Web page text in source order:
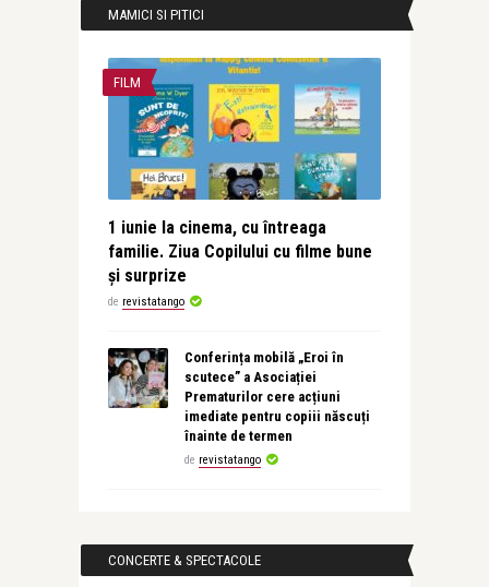
MAMICI SI PITICI
FILM
1 iunie la cinema, cu întreaga
familie. Ziua Copilului cu filme bune
și surprize
de revistatango
Conferința mobilă „Eroi în
scutece” a Asociației
Prematurilor cere acțiuni
imediate pentru copiii născuți
înainte de termen
de revistatango
CONCERTE & SPECTACOLE